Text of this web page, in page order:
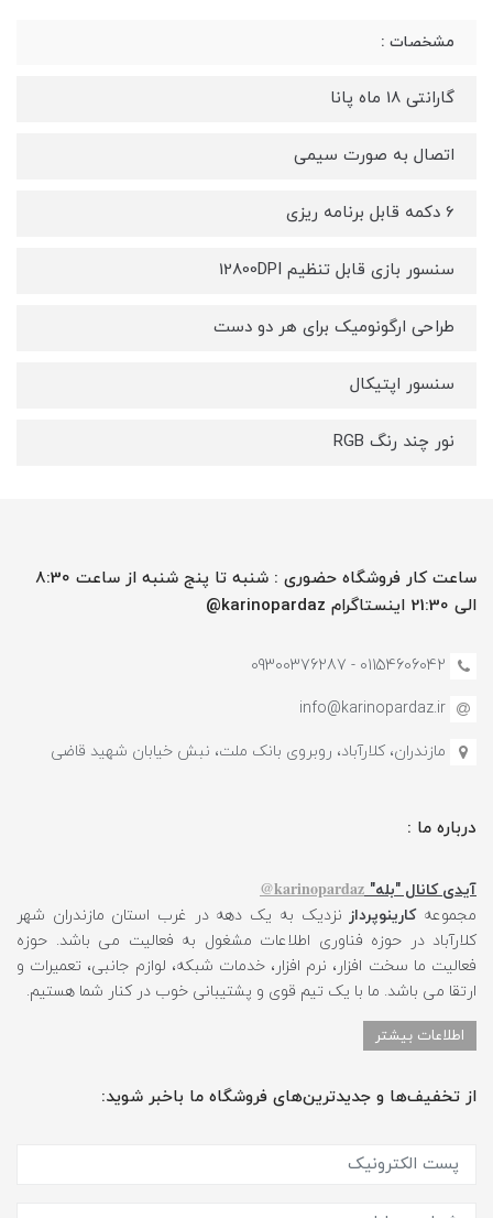
مشخصات :
گارانتی 18 ماه پانا
اتصال به صورت سیمی
6 دکمه قابل برنامه ریزی
سنسور بازی قابل تنظیم 12800DPI
طراحی ارگونومیک برای هر دو دست
سنسور اپتیکال
نور چند رنگ RGB
ساعت کار فروشگاه حضوری : شنبه تا پنج شنبه از ساعت 8:30
الی 21:30 اینستاگرام karinopardaz@
01154606042 - 09300376287
info@karinopardaz.ir
مازندران، کلارآباد، روبروی بانک ملت، نبش خیابان شهید قاضی
درباره ما :
آیدی کانال "بله" karinopardaz@
مجموعهکارینوپرداز نزدیک به یک دهه در غرب استان مازندران شهر
کلارآباد در حوزه فناوری اطلاعات مشغول به فعالیت می باشد. حوزه
فعالیت ما سخت افزار، نرم افزار، خدمات شبکه، لوازم جانبی، تعمیرات و
ارتقا می باشد. ما با یک تیم قوی و پشتیبانی خوب در کنار شما هستیم.
اطلاعات بیشتر
از تخفیف‌ها و جدیدترین‌های فروشگاه ما باخبر شوید: